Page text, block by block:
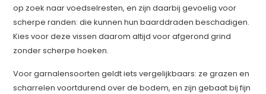
op zoek naar voedselresten, en zijn daarbij gevoelig voor
scherpe randen: die kunnen hun baarddraden beschadigen.
Kies voor deze vissen daarom altijd voor afgerond grind
zonder scherpe hoeken.
Voor garnalensoorten geldt iets vergelijkbaars: ze grazen en
scharrelen voortdurend over de bodem, en zijn gebaat bij fijn